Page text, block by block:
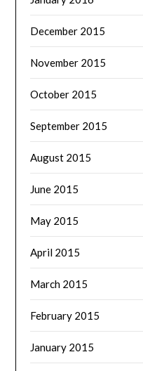
December 2015
November 2015
October 2015
September 2015
August 2015
June 2015
May 2015
April 2015
March 2015
February 2015
January 2015